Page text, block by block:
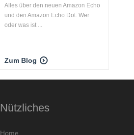
Alles über den neuen Amazon Echo
und den Amazon Echo Dot. Wer
oder was ist ...
Zum Blog
Nützliches
Home